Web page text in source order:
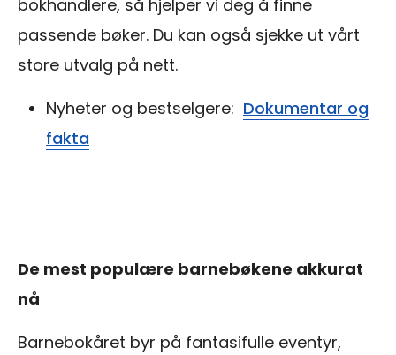
bokhandlere, så hjelper vi deg å finne
passende bøker. Du kan også sjekke ut vårt
store utvalg på nett.
Nyheter og bestselgere: Dokumentar og
fakta
De mest populære barnebøkene akkurat
nå
Barnebokåret byr på fantasifulle eventyr,